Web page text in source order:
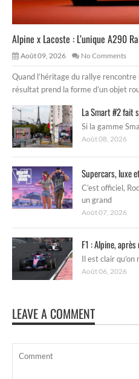
Alpine x Lacoste : L’unique A290
Août 09, 2026 No Comments
Quand l’héritage du rallye rencontre
résultat prend la forme d’un objet
La Smart #2 fait
Si la gamme
Août 08, 2026
Supercars, luxe
C’est officiel,
un grand
Août 07, 2026
F1 : Alpine,
Il est clair
Août 06, 2026
LEAVE A COMMENT